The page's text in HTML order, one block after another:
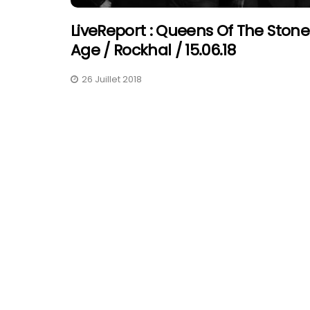
LiveReport : Queens Of The Stone
Age / Rockhal / 15.06.18
26 Juillet 2018